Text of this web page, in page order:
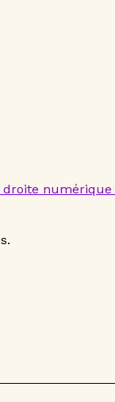
droite